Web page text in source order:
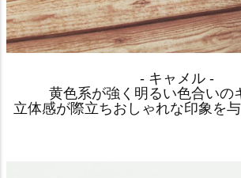
- キャメル -
黄色系が強く明るい色合いの
立体感が際立ちおしゃれな印象を与